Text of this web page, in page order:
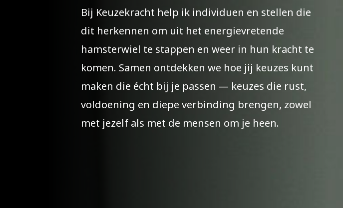
Bij Keuzekracht help ik individuen en stellen die
dit herkennen om uit het energievretende
hamsterwiel te stappen en weer in hun kracht te
komen. Samen ontdekken we hoe jij keuzes kunt
maken die écht bij je passen — keuzes die rust,
voldoening en diepe verbinding brengen, zowel
met jezelf als met de mensen om je heen.